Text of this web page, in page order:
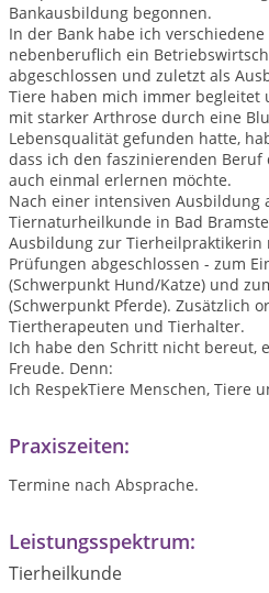
Bankausbildung begonnen.
In der Bank habe ich
nebenberuflich ein
abgeschlossen und zuletzt als
Tiere haben mich immer begleitet
mit starker Arthrose durch eine
Lebensqualität gefunden hatte,
dass ich den faszinierenden Beruf
auch einmal erlernen möchte.
Nach einer intensiven Ausbildung
Tiernaturheilkunde in Bad
Ausbildung zur Tierheilpraktikerin
Prüfungen abgeschlossen - zum
(Schwerpunkt Hund/Katze) und
(Schwerpunkt Pferde). Zusätzlich
Tiertherapeuten und Tierhalter.
Ich habe den Schritt nicht bereut,
Freude. Denn:
Ich RespekTiere Menschen, Tiere
Praxiszeiten:
Termine nach Absprache.
Leistungsspektrum:
Tierheilkunde